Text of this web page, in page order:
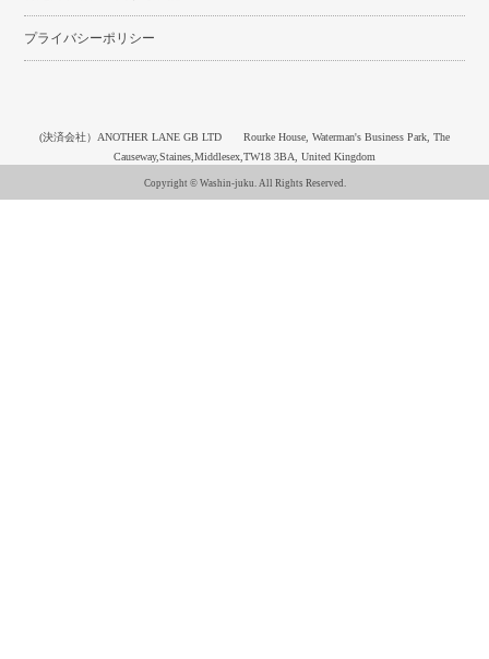
プライバシーポリシー
(決済会社）ANOTHER LANE GB LTD Rourke House, Waterman's Business Park, The
Causeway,Staines,Middlesex,TW18 3BA, United Kingdom
Copyright © Washin-juku. All Rights Reserved.